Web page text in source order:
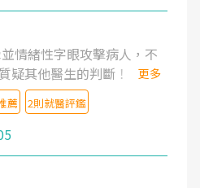
情緒性字眼攻擊病人，不
疑其他醫生的判斷！
更多
薦 2則就醫評鑑